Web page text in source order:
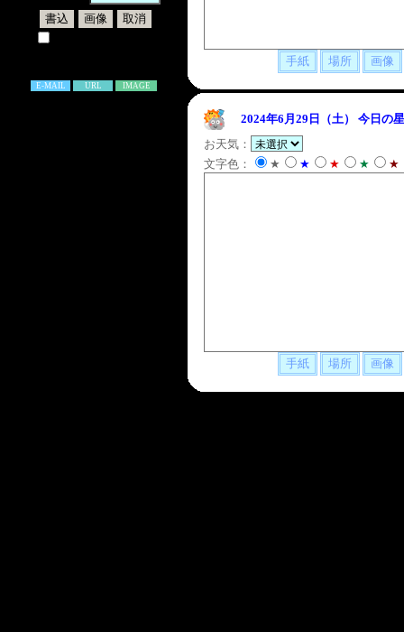
E-MAIL URL IMAGE
2024年6月29日（土）
今日の
お天気：
文字色：
★ ★ ★ ★ ★